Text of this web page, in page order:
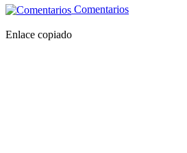
Comentarios
Enlace copiado